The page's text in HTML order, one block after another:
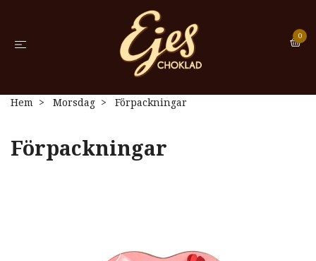
0
Hem Morsdag Förpackningar
Förpackningar